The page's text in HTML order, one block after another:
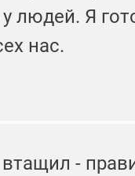
людей. Я
нас.
-